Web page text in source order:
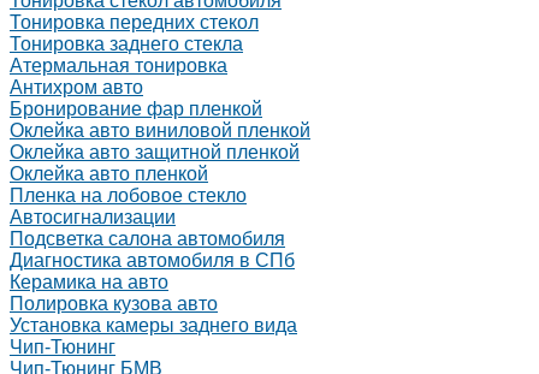
Тонировка передних стекол
Тонировка заднего стекла
Атермальная тонировка
Антихром авто
Бронирование фар пленкой
Оклейка авто виниловой пленкой
Оклейка авто защитной пленкой
Оклейка авто пленкой
Пленка на лобовое стекло
Автосигнализации
Подсветка салона автомобиля
Диагностика автомобиля в СПб
Керамика на авто
Полировка кузова авто
Установка камеры заднего вида
Чип-Тюнинг
Чип-Тюнинг БМВ